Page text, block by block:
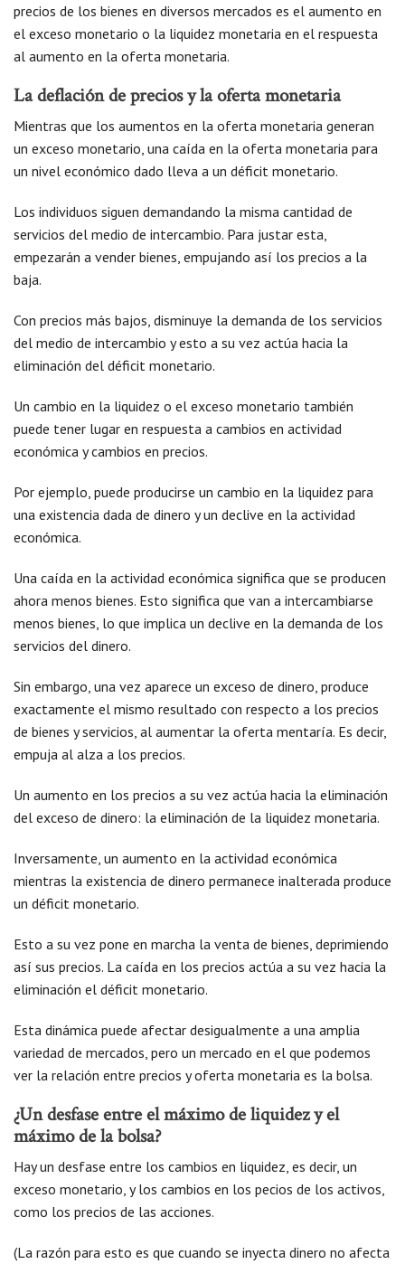
precios de los bienes en diversos mercados es el aumento en
el exceso monetario o la liquidez monetaria en el respuesta
al aumento en la oferta monetaria.
La deflación de precios y la oferta monetaria
Mientras que los aumentos en la oferta monetaria generan
un exceso monetario, una caída en la oferta monetaria para
un nivel económico dado lleva a un déficit monetario.
Los individuos siguen demandando la misma cantidad de
servicios del medio de intercambio. Para justar esta,
empezarán a vender bienes, empujando así los precios a la
baja.
Con precios más bajos, disminuye la demanda de los servicios
del medio de intercambio y esto a su vez actúa hacia la
eliminación del déficit monetario.
Un cambio en la liquidez o el exceso monetario también
puede tener lugar en respuesta a cambios en actividad
económica y cambios en precios.
Por ejemplo, puede producirse un cambio en la liquidez para
una existencia dada de dinero y un declive en la actividad
económica.
Una caída en la actividad económica significa que se producen
ahora menos bienes. Esto significa que van a intercambiarse
menos bienes, lo que implica un declive en la demanda de los
servicios del dinero.
Sin embargo, una vez aparece un exceso de dinero, produce
exactamente el mismo resultado con respecto a los precios
de bienes y servicios, al aumentar la oferta mentaría. Es decir,
empuja al alza a los precios.
Un aumento en los precios a su vez actúa hacia la eliminación
del exceso de dinero: la eliminación de la liquidez monetaria.
Inversamente, un aumento en la actividad económica
mientras la existencia de dinero permanece inalterada produce
un déficit monetario.
Esto a su vez pone en marcha la venta de bienes, deprimiendo
así sus precios. La caída en los precios actúa a su vez hacia la
eliminación el déficit monetario.
Esta dinámica puede afectar desigualmente a una amplia
variedad de mercados, pero un mercado en el que podemos
ver la relación entre precios y oferta monetaria es la bolsa.
¿Un desfase entre el máximo de liquidez y el
máximo de la bolsa?
Hay un desfase entre los cambios en liquidez, es decir, un
exceso monetario, y los cambios en los pecios de los activos,
como los precios de las acciones.
(La razón para esto es que cuando se inyecta dinero no afecta